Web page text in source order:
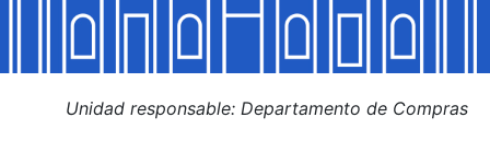
Mostrar/Ocultar
Mostrar/Ocultar
Unidad responsable: Departamento de Compras